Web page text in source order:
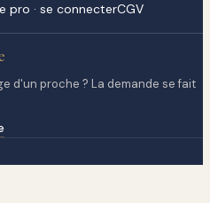
pro · se connecterCGV
d'un proche ? La demande se fait